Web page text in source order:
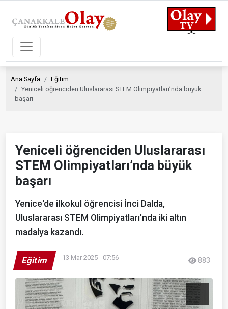
Ana Sayfa
Eğitim
Yeniceli öğrenciden Uluslararası STEM Olimpiyatları’nda büyük
başarı
Yeniceli öğrenciden Uluslararası
STEM Olimpiyatları’nda büyük
başarı
Yenice'de ilkokul öğrencisi İnci Dalda,
Uluslararası STEM Olimpiyatları’nda iki altın
madalya kazandı.
Eğitim 13 Mar 2025 - 07:56 883